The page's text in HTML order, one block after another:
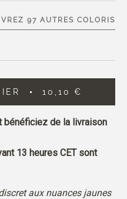
97 AUTRES COLORIS
10,10 €
bénéficiez de la livraison
13 heures CET sont
aux nuances jaunes